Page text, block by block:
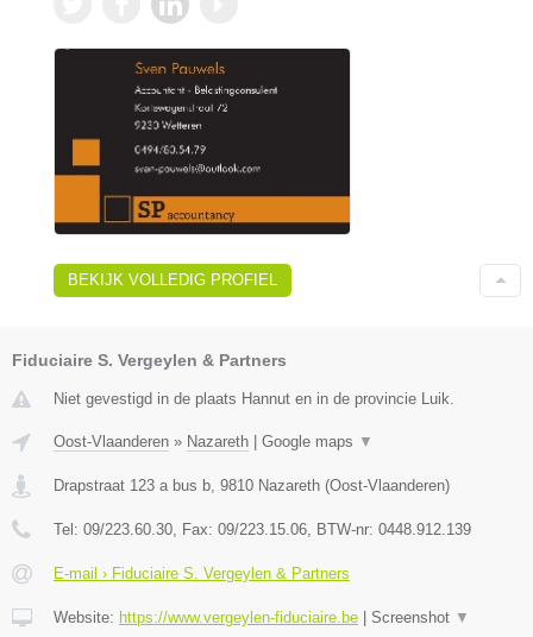
BEKIJK VOLLEDIG PROFIEL
Fiduciaire S. Vergeylen & Partners
Niet gevestigd in de plaats Hannut en in de provincie Luik.
Oost-Vlaanderen » Nazareth Google maps ▼
Drapstraat 123 a bus b, 9810 Nazareth (Oost-Vlaanderen)
Tel: 09/223.60.30, Fax: 09/223.15.06, BTW-nr: 0448.912.139
E-mail › Fiduciaire S. Vergeylen & Partners
Website: https://www.vergeylen-fiduciaire.be Screenshot ▼